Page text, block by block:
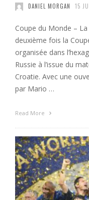
DANIEL MORGAN 15
Coupe du Monde –
deuxième fois la
organisée dans
Russie à l’issue du
Croatie. Avec une
par Mario …
Read More